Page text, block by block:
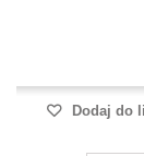
Dodaj do